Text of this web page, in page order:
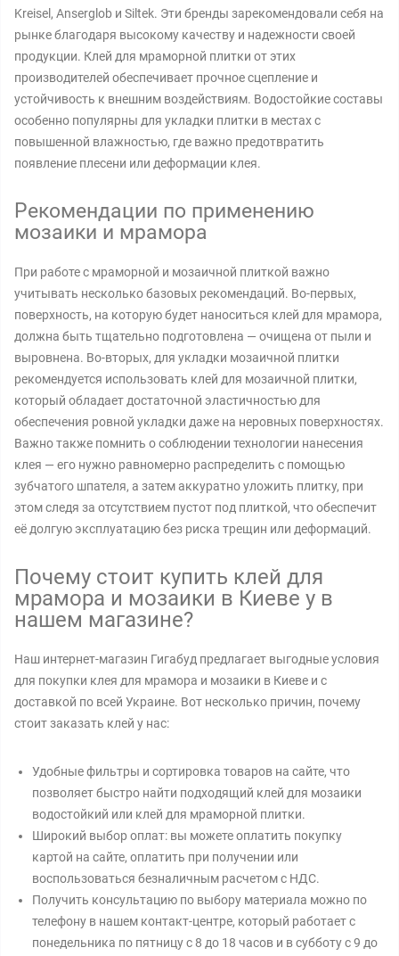
Kreisel, Anserglob и Siltek. Эти бренды зарекомендовали себя на
рынке благодаря высокому качеству и надежности своей
продукции. Клей для мраморной плитки от этих
производителей обеспечивает прочное сцепление и
устойчивость к внешним воздействиям. Водостойкие составы
особенно популярны для укладки плитки в местах с
повышенной влажностью, где важно предотвратить
появление плесени или деформации клея.
Рекомендации по применению
мозаики и мрамора
При работе с мраморной и мозаичной плиткой важно
учитывать несколько базовых рекомендаций. Во-первых,
поверхность, на которую будет наноситься клей для мрамора,
должна быть тщательно подготовлена — очищена от пыли и
выровнена. Во-вторых, для укладки мозаичной плитки
рекомендуется использовать клей для мозаичной плитки,
который обладает достаточной эластичностью для
обеспечения ровной укладки даже на неровных поверхностях.
Важно также помнить о соблюдении технологии нанесения
клея — его нужно равномерно распределить с помощью
зубчатого шпателя, а затем аккуратно уложить плитку, при
этом следя за отсутствием пустот под плиткой, что обеспечит
её долгую эксплуатацию без риска трещин или деформаций.
Почему стоит купить клей для
мрамора и мозаики в Киеве у в
нашем магазине?
Наш интернет-магазин Гигабуд предлагает выгодные условия
для покупки клея для мрамора и мозаики в Киеве и с
доставкой по всей Украине. Вот несколько причин, почему
стоит заказать клей у нас:
Удобные фильтры и сортировка товаров на сайте, что
позволяет быстро найти подходящий клей для мозаики
водостойкий или клей для мраморной плитки.
Широкий выбор оплат: вы можете оплатить покупку
картой на сайте, оплатить при получении или
воспользоваться безналичным расчетом с НДС.
Получить консультацию по выбору материала можно по
телефону в нашем контакт-центре, который работает с
понедельника по пятницу с 8 до 18 часов и в субботу с 9 до